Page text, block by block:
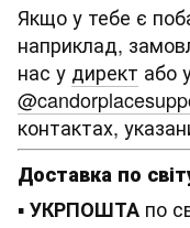
Якщо у тебе є
наприклад,
нас у директ або
контактах,
Доставка по
▪УКРПОШТА по